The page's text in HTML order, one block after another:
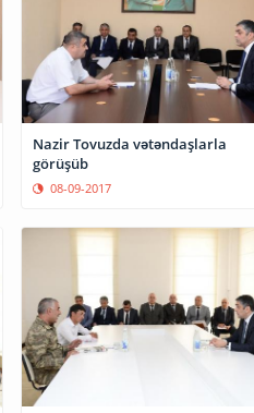
Nazir Tovuzda vətəndaşlarla
görüşüb
08-09-2017